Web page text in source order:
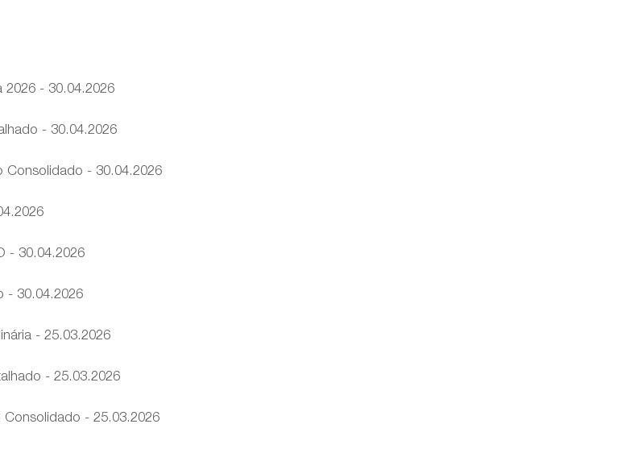
2026 - 30.04.2026
- 30.04.2026
Consolidado - 30.04.2026
- 30.04.2026
- 30.04.2026
- 25.03.2026
- 25.03.2026
- 25.03.2026